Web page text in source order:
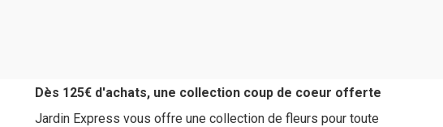
Dès 125€ d'achats, une collection coup de coeur offerte
Jardin Express vous offre une collection de fleurs pour toute